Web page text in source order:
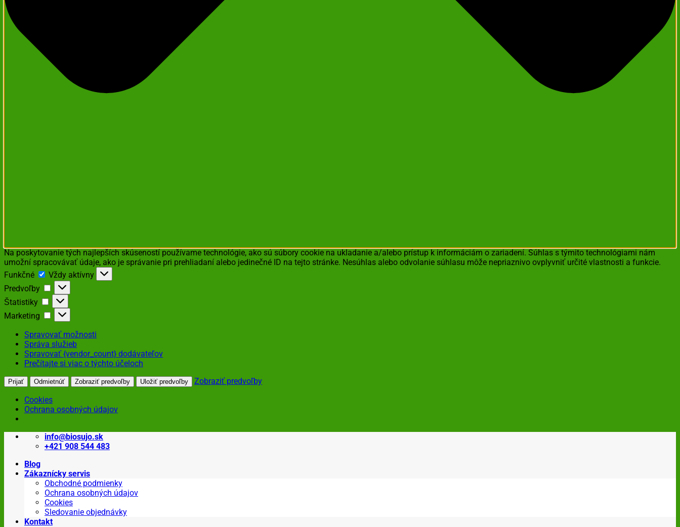
Na poskytovanie tých najlepších skúseností používame technológie, ako sú súbory cookie na ukladanie a/alebo prístup k informáciám o zariadení. Súhlas s týmito technológiami nám
umožní spracovávať údaje, ako je správanie pri prehliadaní alebo jedinečné ID na tejto stránke. Nesúhlas alebo odvolanie súhlasu môže nepriaznivo ovplyvniť určité vlastnosti a funkcie.
Funkčné
Funkčné
Vždy aktívny
Predvoľby
Predvoľby
Štatistiky
Štatistiky
Marketing
Marketing
Spravovať možnosti
Správa služieb
Spravovať {vendor_count} dodávateľov
Prečítajte si viac o týchto účeloch
Prijať Odmietnúť Zobraziť predvoľby Uložiť predvoľby
Zobraziť predvoľby
Cookies
Ochrana osobných údajov
Skip
info@biosujo.sk
+421 908 544 483
Blog
Zákaznícky servis
Obchodné podmienky
Ochrana osobných údajov
Cookies
Sledovanie objednávky
Kontakt